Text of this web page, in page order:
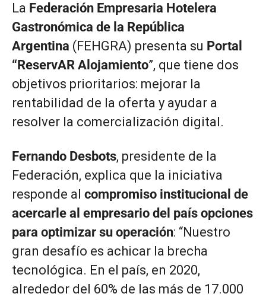
La Federación Empresaria Hotelera
Gastronómica de la República
Argentina (FEHGRA) presenta su Portal
“ReservAR Alojamiento”, que tiene dos
objetivos prioritarios: mejorar la
rentabilidad de la oferta y ayudar a
resolver la comercialización digital.
Fernando Desbots, presidente de la
Federación, explica que la iniciativa
responde al compromiso institucional de
acercarle al empresario del país opciones
para optimizar su operación: “Nuestro
gran desafío es achicar la brecha
tecnológica. En el país, en 2020,
alrededor del 60% de las más de 17.000